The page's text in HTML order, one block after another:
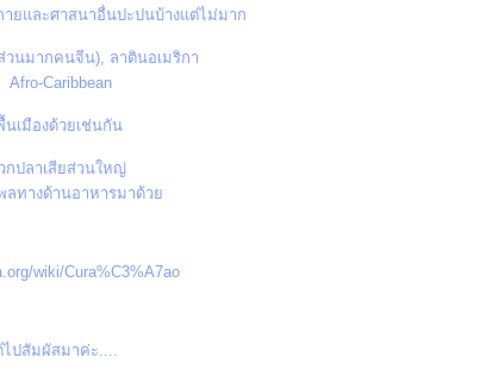
และศาสนาอื่นปะปนบ้างแต่ไม่มาก
วนมากคนจีน), ลาตินอเมริกา
Caribbean
เมืองด้วยเช่นกัน
กปลาเสียส่วนใหญ่
ลทางด้านอาหารมาด้ว
wiki/Cura%C3%A7ao
ปสัมผัสมาค่ะ....